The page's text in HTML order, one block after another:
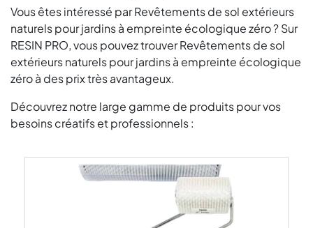
Vous êtes intéressé par Revêtements de sol extérieurs
naturels pour jardins à empreinte écologique zéro ? Sur
RESIN PRO, vous pouvez trouver Revêtements de sol
extérieurs naturels pour jardins à empreinte écologique
zéro à des prix très avantageux.
Découvrez notre large gamme de produits pour vos
besoins créatifs et professionnels :